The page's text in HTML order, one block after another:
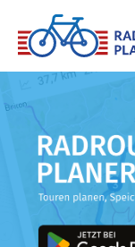
Skip to main